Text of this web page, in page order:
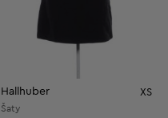
Hallhuber XS
Šaty